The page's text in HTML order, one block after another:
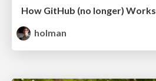
How GitHub (no longer) Works
holman